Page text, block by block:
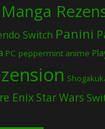
Manga
Switch Panini
PC peppermint anime
EnixStar Wars